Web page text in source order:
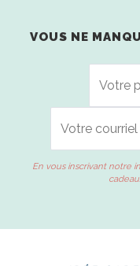
VOUS NE
En vous inscrivant notre